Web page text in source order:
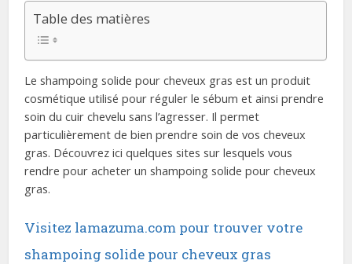
Table des matières
Le shampoing solide pour cheveux gras est un produit
cosmétique utilisé pour réguler le sébum et ainsi prendre
soin du cuir chevelu sans l’agresser. Il permet
particulièrement de bien prendre soin de vos cheveux
gras. Découvrez ici quelques sites sur lesquels vous
rendre pour acheter un shampoing solide pour cheveux
gras.
Visitez lamazuma.com pour trouver votre
shampoing solide pour cheveux gras